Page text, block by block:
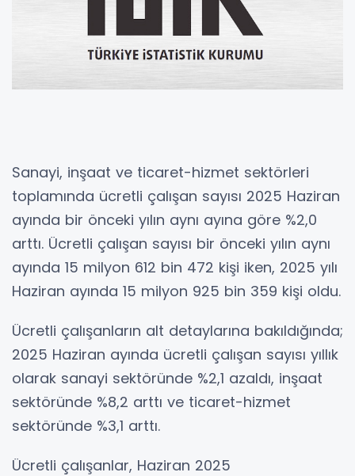
Sanayi, inşaat ve ticaret-hizmet sektörleri
toplamında ücretli çalışan sayısı 2025 Haziran
ayında bir önceki yılın aynı ayına göre %2,0
arttı. Ücretli çalışan sayısı bir önceki yılın aynı
ayında 15 milyon 612 bin 472 kişi iken, 2025 yılı
Haziran ayında 15 milyon 925 bin 359 kişi oldu.
Ücretli çalışanların alt detaylarına bakıldığında;
2025 Haziran ayında ücretli çalışan sayısı yıllık
olarak sanayi sektöründe %2,1 azaldı, inşaat
sektöründe %8,2 arttı ve ticaret-hizmet
sektöründe %3,1 arttı.
Ücretli çalışanlar, Haziran 2025